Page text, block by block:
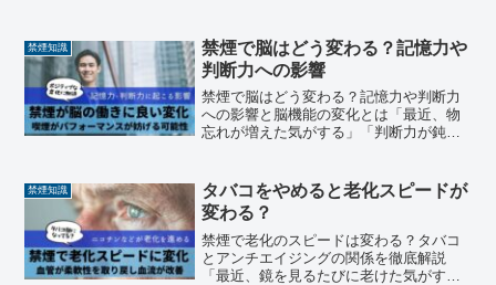
社会では、睡眠不足があたかも当たり前
のように語られがちで...
禁煙知識
禁煙で脳はどう変わる？記憶力や
判断力への影響
禁煙で脳はどう変わる？記憶力や判断力
への影響と脳機能の変化とは「最近、物
忘れが増えた気がする」「判断力が鈍く
ですが、実はその背景にある生活習慣、
特に喫煙が関係している可...
禁煙知識
タバコをやめると老化スピードが
変わる？
禁煙で老化のスピードは変わる？タバコ
とアンチエイジングの関係を徹底解説
「最近、鏡を見るたびに老けた気がす